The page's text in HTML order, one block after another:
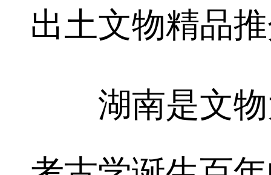
出土文物精品
湖南是文物